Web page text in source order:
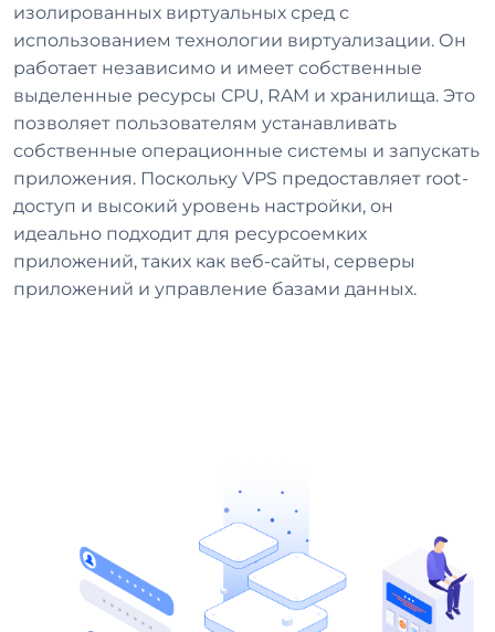
изолированных виртуальных сред с
использованием технологии виртуализации. Он
работает независимо и имеет собственные
выделенные ресурсы CPU, RAM и хранилища. Это
позволяет пользователям устанавливать
собственные операционные системы и запускать
приложения. Поскольку VPS предоставляет root-
доступ и высокий уровень настройки, он
идеально подходит для ресурсоемких
приложений, таких как веб-сайты, серверы
приложений и управление базами данных.